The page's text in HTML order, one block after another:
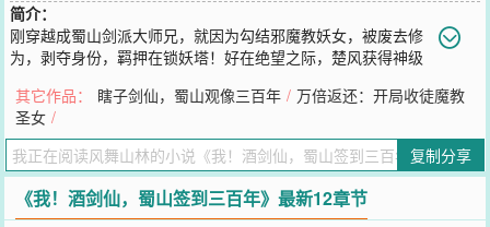
简介：
刚穿越成蜀山剑派大师兄，就因为勾结邪魔教妖女，被废去修
为，剥夺身份，羁押在锁妖塔！好在绝望之际，楚风获得神级
殿签到，奖励【轩辕剑】！在三清殿签到，奖励【紫金红葫
芦】！……楚风本着不无敌，不轻易出山的想法，苟在蜀山默默签
到！但当三千年前的绝世邪魔，邪剑仙率众攻上蜀山剑派时！楚风挺
身而出，负手而立，横剑身前！“前方蜀山，妖魔禁行！”
您要是觉得《我！酒剑仙，蜀山签到三百年》还不错的话请不要忘记
向您QQ群和微博微信里的朋友推荐哦！
其它作品： 瞎子剑仙，蜀山观像三百年 / 万倍返还：开局收徒魔教
圣女 /
复制分享
《我！酒剑仙，蜀山签到三百年》最新12章节